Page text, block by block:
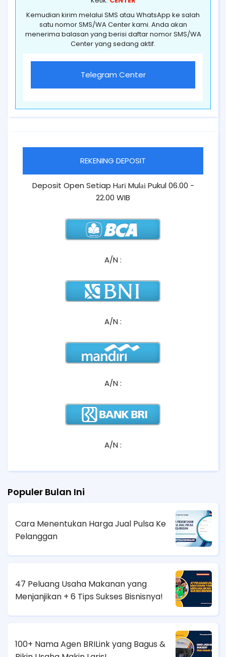
Kemudian kirim melalui SMS atau WhatsApp ke salah
satu nomor SMS/WA Center kami. Anda akan
menerima balasan yang berisi daftar nomor SMS/WA
Center yang sedang aktif.
Telegram Center
REKENING DEPOSIT
Deposit Open Setiap Hаrі Mulаі Pukul 06.00 -
22.00 WIB
A/N :
A/N :
A/N :
A/N :
Populer Bulan Ini
Cara Menentukan Harga Jual Pulsa Ke
Pelanggan
47 Peluang Usaha Makanan yang
Menjanjikan + 6 Tips Sukses Bisnisnya!
100+ Nama Agen BRILink yang Bagus &